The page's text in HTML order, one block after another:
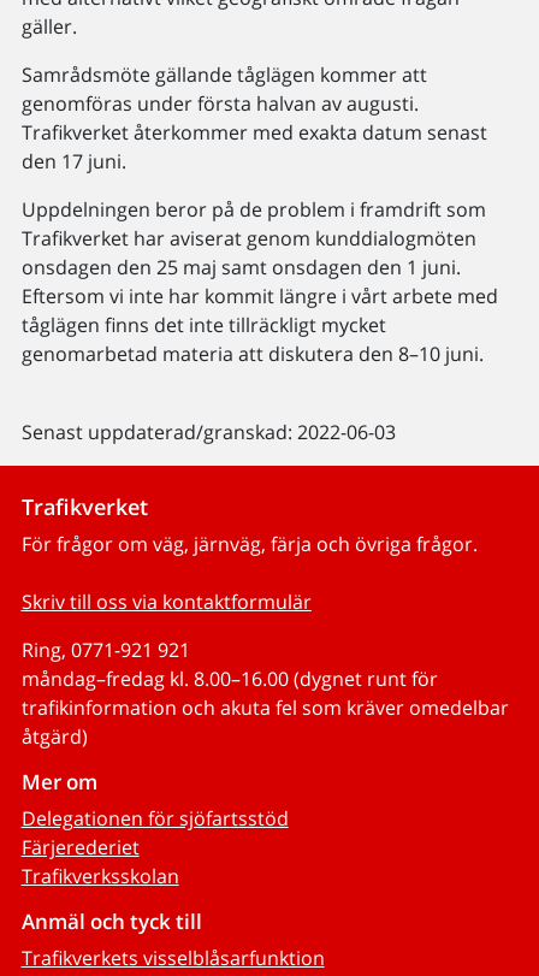
gäller.
Samrådsmöte gällande tåglägen kommer att
genomföras under första halvan av augusti.
Trafikverket återkommer med exakta datum senast
den 17 juni.
Uppdelningen beror på de problem i framdrift som
Trafikverket har aviserat genom kunddialogmöten
onsdagen den 25 maj samt onsdagen den 1 juni.
Eftersom vi inte har kommit längre i vårt arbete med
tåglägen finns det inte tillräckligt mycket
genomarbetad materia att diskutera den 8–10 juni.
Senast uppdaterad/granskad: 2022-06-03
Trafikverket
För frågor om väg, järnväg, färja och övriga frågor.
Skriv till oss via kontaktformulär
Ring, 0771-921 921
måndag–fredag kl. 8.00–16.00 (dygnet runt för
trafikinformation och akuta fel som kräver omedelbar
åtgärd)
Mer om
Delegationen för sjöfartsstöd
Färjerederiet
Trafikverksskolan
Anmäl och tyck till
Trafikverkets visselblåsarfunktion